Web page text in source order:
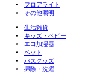
フロアライト
その他照明
生活雑貨
キッズ・ベビー
エコ加湿器
ペット
バスグッズ
掃除・洗濯